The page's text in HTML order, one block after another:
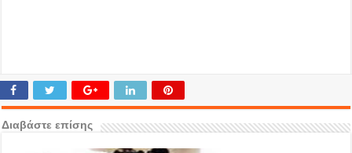
Διαβάστε επίσης